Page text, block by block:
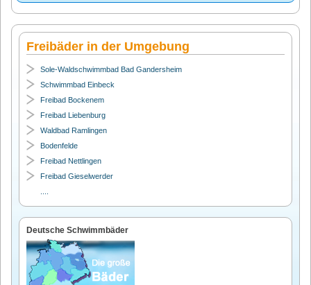
Freibäder in der Umgebung
Sole-Waldschwimmbad Bad Gandersheim
Schwimmbad Einbeck
Freibad Bockenem
Freibad Liebenburg
Waldbad Ramlingen
Bodenfelde
Freibad Nettlingen
Freibad Gieselwerder
Deutsche Schwimmbäder